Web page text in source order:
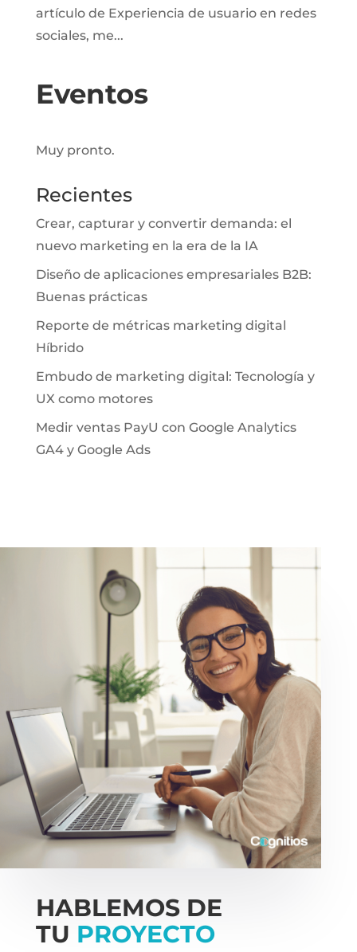
artículo de Experiencia de usuario en redes
sociales, me...
Eventos
Muy pronto.
Recientes
Crear, capturar y convertir demanda: el
nuevo marketing en la era de la IA
Diseño de aplicaciones empresariales B2B:
Buenas prácticas
Reporte de métricas marketing digital
Híbrido
Embudo de marketing digital: Tecnología y
UX como motores
Medir ventas PayU con Google Analytics
GA4 y Google Ads
HABLEMOS DE
TU PROYECTO